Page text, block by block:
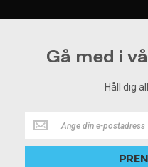
Gå med i
Håll dig
Håll
dig
alltid